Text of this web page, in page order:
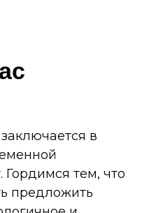
в
Гордимся тем, что
предложить